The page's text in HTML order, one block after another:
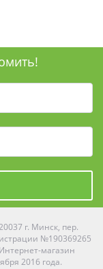
г. Минск, пер.
№190369265
магазин
2016 года.